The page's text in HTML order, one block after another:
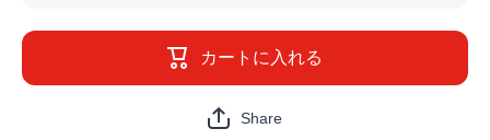
DVSM-
証1年)の
DVSM-
BKB(保
証1年)の
カートに入れる
Share